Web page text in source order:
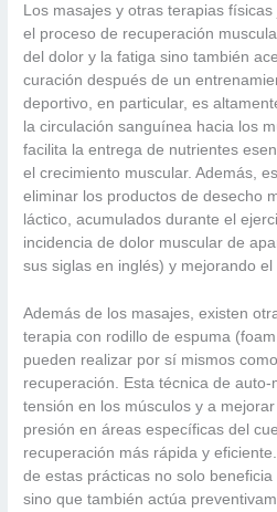
Los masajes y otras terapias
el proceso de recuperación
del dolor y la fatiga sino también
curación después de un
deportivo, en particular, es
la circulación sanguínea hacia los
facilita la entrega de nutrientes
el crecimiento muscular. Además,
eliminar los productos de desecho
láctico, acumulados durante el
incidencia de dolor muscular de
sus siglas en inglés) y mejorando el
Además de los masajes, existen
terapia con rodillo de espuma
pueden realizar por sí mismos
recuperación. Esta técnica de
tensión en los músculos y a
presión en áreas específicas del
recuperación más rápida y
de estas prácticas no solo
sino que también actúa